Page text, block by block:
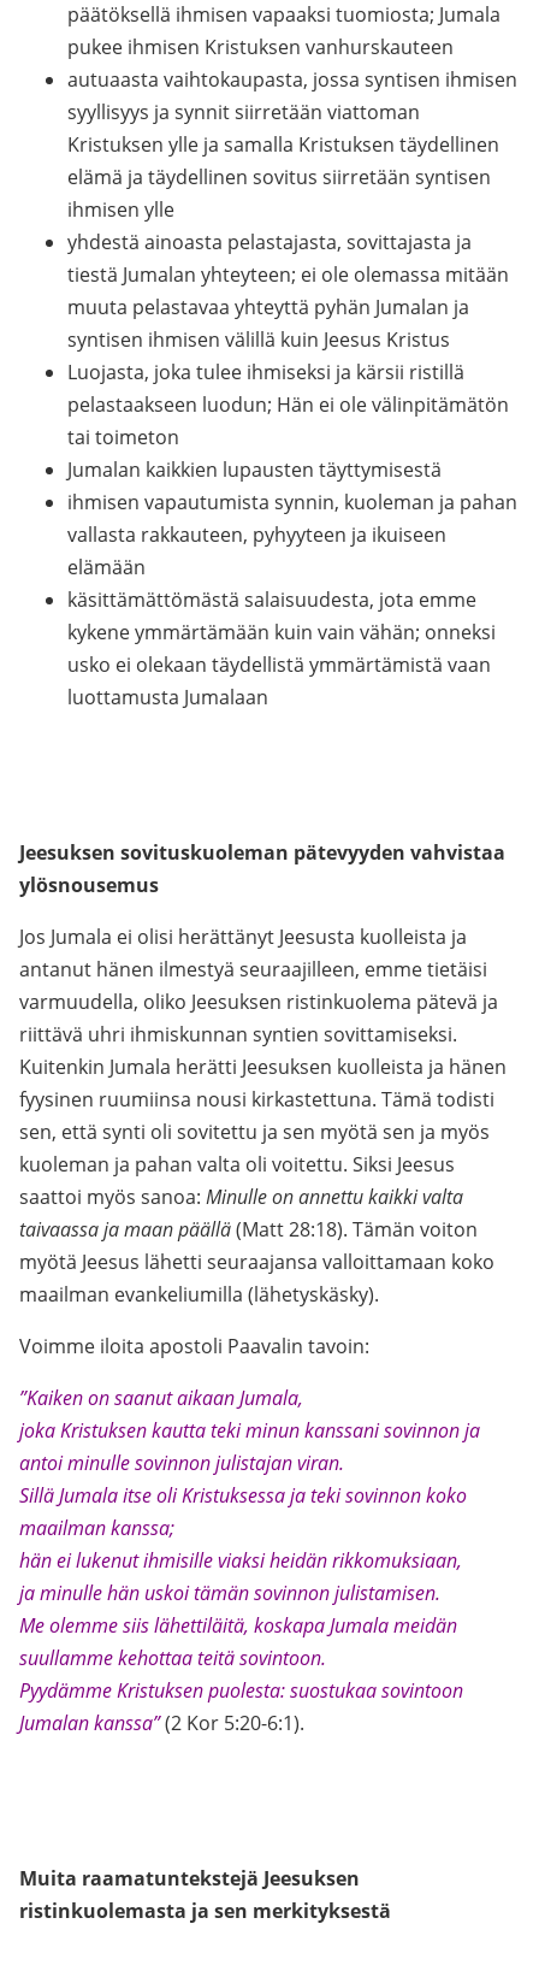
päätöksellä ihmisen vapaaksi tuomiosta; Jumala
pukee ihmisen Kristuksen vanhurskauteen
autuaasta vaihtokaupasta, jossa syntisen ihmisen
syyllisyys ja synnit siirretään viattoman
Kristuksen ylle ja samalla Kristuksen täydellinen
elämä ja täydellinen sovitus siirretään syntisen
ihmisen ylle
yhdestä ainoasta pelastajasta, sovittajasta ja
tiestä Jumalan yhteyteen; ei ole olemassa mitään
muuta pelastavaa yhteyttä pyhän Jumalan ja
syntisen ihmisen välillä kuin Jeesus Kristus
Luojasta, joka tulee ihmiseksi ja kärsii ristillä
pelastaakseen luodun; Hän ei ole välinpitämätön
tai toimeton
Jumalan kaikkien lupausten täyttymisestä
ihmisen vapautumista synnin, kuoleman ja pahan
vallasta rakkauteen, pyhyyteen ja ikuiseen
elämään
käsittämättömästä salaisuudesta, jota emme
kykene ymmärtämään kuin vain vähän; onneksi
usko ei olekaan täydellistä ymmärtämistä vaan
luottamusta Jumalaan
Jeesuksen sovituskuoleman pätevyyden vahvistaa
ylösnousemus
Jos Jumala ei olisi herättänyt Jeesusta kuolleista ja
antanut hänen ilmestyä seuraajilleen, emme tietäisi
varmuudella, oliko Jeesuksen ristinkuolema pätevä ja
riittävä uhri ihmiskunnan syntien sovittamiseksi.
Kuitenkin Jumala herätti Jeesuksen kuolleista ja hänen
fyysinen ruumiinsa nousi kirkastettuna. Tämä todisti
sen, että synti oli sovitettu ja sen myötä sen ja myös
kuoleman ja pahan valta oli voitettu. Siksi Jeesus
saattoi myös sanoa: Minulle on annettu kaikki valta
taivaassa ja maan päällä(Matt 28:18). Tämän voiton
myötä Jeesus lähetti seuraajansa valloittamaan koko
maailman evankeliumilla (lähetyskäsky).
Voimme iloita apostoli Paavalin tavoin:
”Kaiken on saanut aikaan Jumala,
joka Kristuksen kautta teki minun kanssani sovinnon ja
antoi minulle sovinnon julistajan viran.
Sillä Jumala itse oli Kristuksessa ja teki sovinnon koko
maailman kanssa;
hän ei lukenut ihmisille viaksi heidän rikkomuksiaan,
ja minulle hän uskoi tämän sovinnon julistamisen.
Me olemme siis lähettiläitä, koskapa Jumala meidän
suullamme kehottaa teitä sovintoon.
Pyydämme Kristuksen puolesta: suostukaa sovintoon
Jumalan kanssa”(2 Kor 5:20-6:1).
Muita raamatuntekstejä Jeesuksen
ristinkuolemasta ja sen merkityksestä